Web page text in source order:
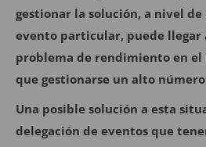
gestionar la solución, a nivel de
evento particular, puede llegar
problema de rendimiento en el
que gestionarse un alto
Una posible solución a esta
delegación de eventos que